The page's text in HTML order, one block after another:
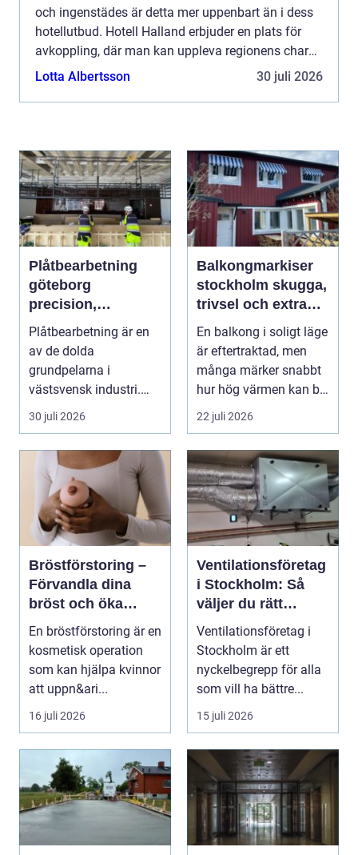
och ingenstädes är detta mer uppenbart än i dess
hotellutbud. Hotell Halland erbjuder en plats för
avkoppling, där man kan uppleva regionens charm
och natu...
Lotta Albertsson 30 juli 2026
Plåtbearbetning
göteborg
precision,
hållbarhet och
smarta lösningar
Plåtbearbetning är en
av de dolda
grundpelarna i
västsvensk industri.
Allt från marina
anläggningar ...
30 juli 2026
Balkongmarkiser
stockholm skugga,
trivsel och extra
rum utomhus
En balkong i soligt läge
är eftertraktad, men
många märker snabbt
hur hög värmen kan bli
under somma...
22 juli 2026
Bröstförstoring –
Förvandla dina
bröst och öka
självförtroendet
En bröstförstoring är en
kosmetisk operation
som kan hjälpa kvinnor
att uppn&ari...
16 juli 2026
Ventilationsföretag
i Stockholm: Så
väljer du rätt
expert på frisk luft
Ventilationsföretag i
Stockholm är ett
nyckelbegrepp för alla
som vill ha bättre...
15 juli 2026